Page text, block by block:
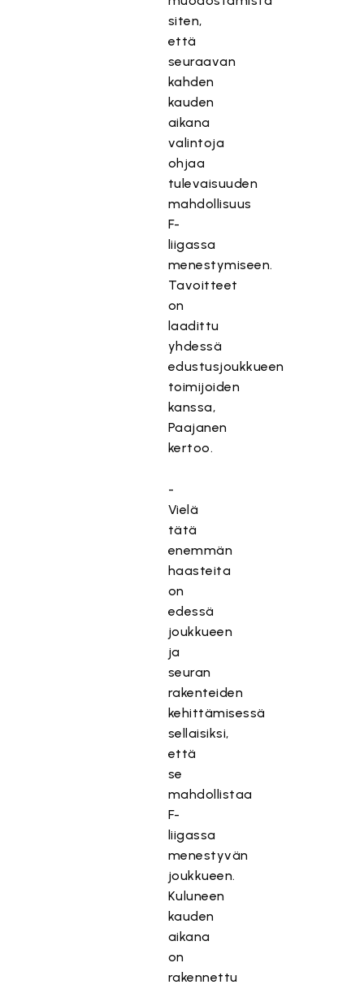
siten,
että
seuraavan
kahden
kauden
aikana
valintoja
ohjaa
tulevaisuuden
mahdollisuus
F-
liigassa
menestymiseen.
Tavoitteet
on
laadittu
yhdessä
edustusjoukkueen
toimijoiden
kanssa,
Paajanen
kertoo.
-
Vielä
tätä
enemmän
haasteita
on
edessä
joukkueen
ja
seuran
rakenteiden
kehittämisessä
sellaisiksi,
että
se
mahdollistaa
F-
liigassa
menestyvän
joukkueen.
Kuluneen
kauden
aikana
on
rakennettu